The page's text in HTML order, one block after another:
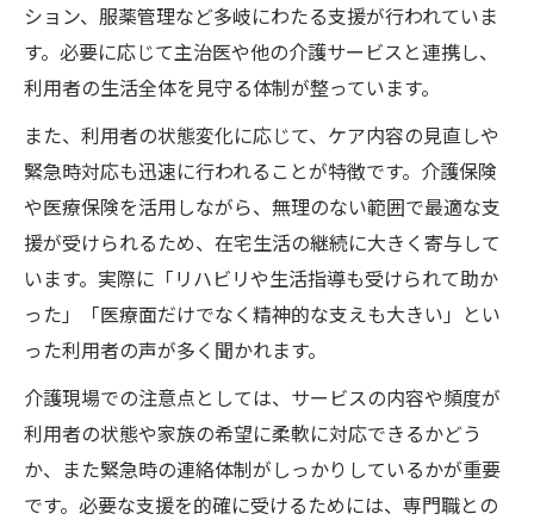
ション、服薬管理など多岐にわたる支援が行われていま
す。必要に応じて主治医や他の介護サービスと連携し、
利用者の生活全体を見守る体制が整っています。
また、利用者の状態変化に応じて、ケア内容の見直しや
緊急時対応も迅速に行われることが特徴です。介護保険
や医療保険を活用しながら、無理のない範囲で最適な支
援が受けられるため、在宅生活の継続に大きく寄与して
います。実際に「リハビリや生活指導も受けられて助か
った」「医療面だけでなく精神的な支えも大きい」とい
った利用者の声が多く聞かれます。
介護現場での注意点としては、サービスの内容や頻度が
利用者の状態や家族の希望に柔軟に対応できるかどう
か、また緊急時の連絡体制がしっかりしているかが重要
です。必要な支援を的確に受けるためには、専門職との